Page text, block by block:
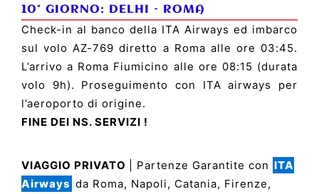
10° GIORNO: DELHI – ROMA
Check-in al banco della ITA Airways ed imbarco
sul volo AZ-769 diretto a Roma alle ore 03:45.
L’arrivo a Roma Fiumicino alle ore 08:15 (durata
volo 9h). Proseguimento con ITA airways per
l’aeroporto di origine.
FINE DEI NS. SERVIZI !
VIAGGIO PRIVATO | Partenze Garantite con ITA
Airways da Roma, Napoli, Catania, Firenze,